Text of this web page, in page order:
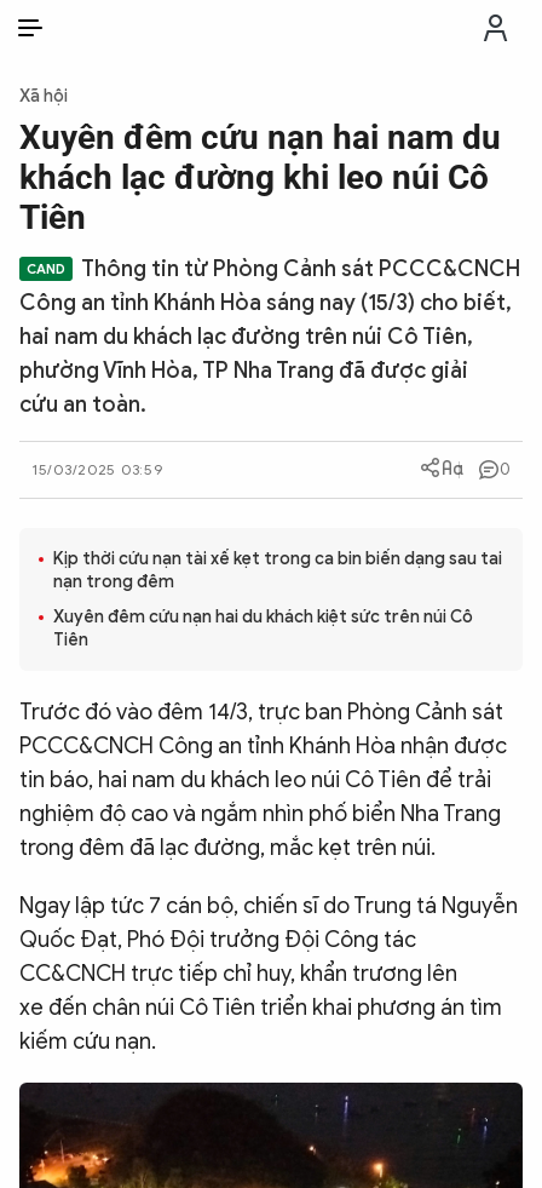
THỜI SỰ
CHỐNG DIỄN BIẾN HÒA BÌNH
CÔNG AN TRONG LÒNG DÂN
XÃ HỘI
CÔNG NGHỆ
QUỐC TẾ
VĂN HÓA - THỂ THAO
BẠN ĐỌC & CAND
eMagazine
Podcast
Infographic
Chuyên trang An ninh thế giớiVăn nghệ Công an
Chuyên đề
Xã hội
Xuyên đêm cứu nạn hai nam du
khách lạc đường khi leo núi Cô
Tiên
Thông tin từ Phòng Cảnh sát PCCC&CNCH
Công an tỉnh Khánh Hòa sáng nay (15/3) cho biết,
hai nam du khách lạc đường trên núi Cô Tiên,
phường Vĩnh Hòa, TP Nha Trang đã được giải
cứu an toàn.
15/03/2025 03:59 0
Kịp thời cứu nạn tài xế kẹt trong ca bin biến dạng sau tai
nạn trong đêm
Xuyên đêm cứu nạn hai du khách kiệt sức trên núi Cô
Tiên
Trước đó vào đêm 14/3, trực ban Phòng Cảnh sát
PCCC&CNCH Công an tỉnh Khánh Hòa nhận được
tin báo, hai nam du khách leo núi Cô Tiên để trải
nghiệm độ cao và ngắm nhìn phố biển Nha Trang
trong đêm đã lạc đường, mắc kẹt trên núi.
Ngay lập tức 7 cán bộ, chiến sĩ do Trung tá Nguyễn
Quốc Đạt, Phó Đội trưởng Đội Công tác
CC&CNCH trực tiếp chỉ huy, khẩn trương lên
xe đến chân núi Cô Tiên triển khai phương án tìm
kiếm cứu nạn.